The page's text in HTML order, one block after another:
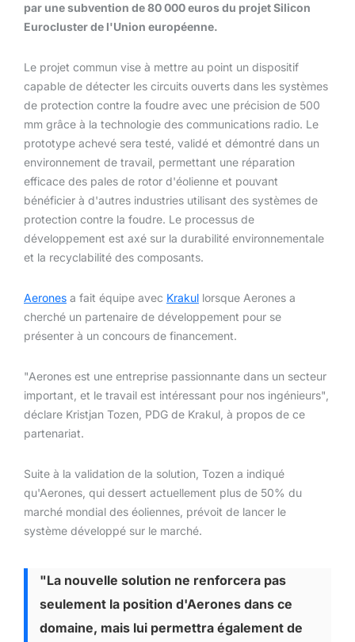
par une subvention de 80 000 euros du projet Silicon
Eurocluster de l'Union européenne.
Le projet commun vise à mettre au point un dispositif
capable de détecter les circuits ouverts dans les systèmes
de protection contre la foudre avec une précision de 500
mm grâce à la technologie des communications radio. Le
prototype achevé sera testé, validé et démontré dans un
environnement de travail, permettant une réparation
efficace des pales de rotor d'éolienne et pouvant
bénéficier à d'autres industries utilisant des systèmes de
protection contre la foudre. Le processus de
développement est axé sur la durabilité environnementale
et la recyclabilité des composants.
Aerones a fait équipe avec Krakul lorsque Aerones a
cherché un partenaire de développement pour se
présenter à un concours de financement.
"Aerones est une entreprise passionnante dans un secteur
important, et le travail est intéressant pour nos ingénieurs",
déclare Kristjan Tozen, PDG de Krakul, à propos de ce
partenariat.
Suite à la validation de la solution, Tozen a indiqué
qu'Aerones, qui dessert actuellement plus de 50% du
marché mondial des éoliennes, prévoit de lancer le
système développé sur le marché.
"La nouvelle solution ne renforcera pas
seulement la position d'Aerones dans ce
domaine, mais lui permettra également de